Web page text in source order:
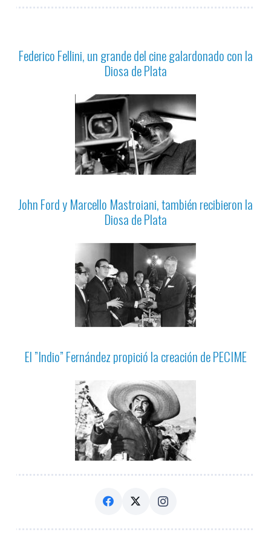
Federico Fellini, un grande del cine galardonado con la
Diosa de Plata
John Ford y Marcello Mastroiani, también recibieron la
Diosa de Plata
El ”Indio” Fernández propició la creación de PECIME